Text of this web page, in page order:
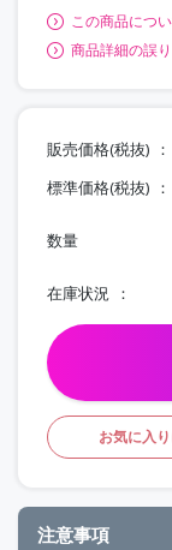
この商品につ
商品詳細の誤
販売価格(税抜)
標準価格(税抜)
数量
在庫状況
お気に入
注意事項